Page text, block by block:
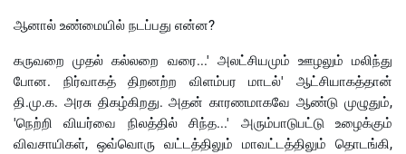
ஆனால் உண்மையில் நடப்பது என்ன?
கருவறை முதல் கல்லறை வரை...' அலட்சியமும் ஊழலும் மலிந்து
போன. நிர்வாகத் திறனற்ற விளம்பர மாடல்' ஆட்சியாகத்தான்
தி.மு.க. அரசு திகழ்கிறது. அதன் காரணமாகவே ஆண்டு முழுதும்,
'நெற்றி வியர்வை நிலத்தில் சிந்த...' அரும்பாடுபட்டு உழைக்கும்
விவசாயிகள், ஒவ்வொரு வட்டத்திலும் மாவட்டத்திலும் தொடங்கி,